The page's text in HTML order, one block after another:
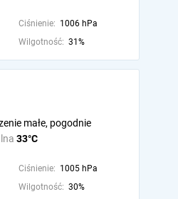
Ciśnienie: 1006 hPa
Wilgotność: 31%
33°C
małe, pogodnie
Ciśnienie: 1005 hPa
Wilgotność: 30%